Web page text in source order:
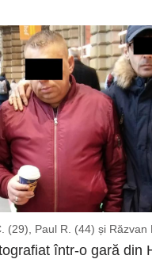
(29), Paul R. (44) și Răzvan
într-o gară din